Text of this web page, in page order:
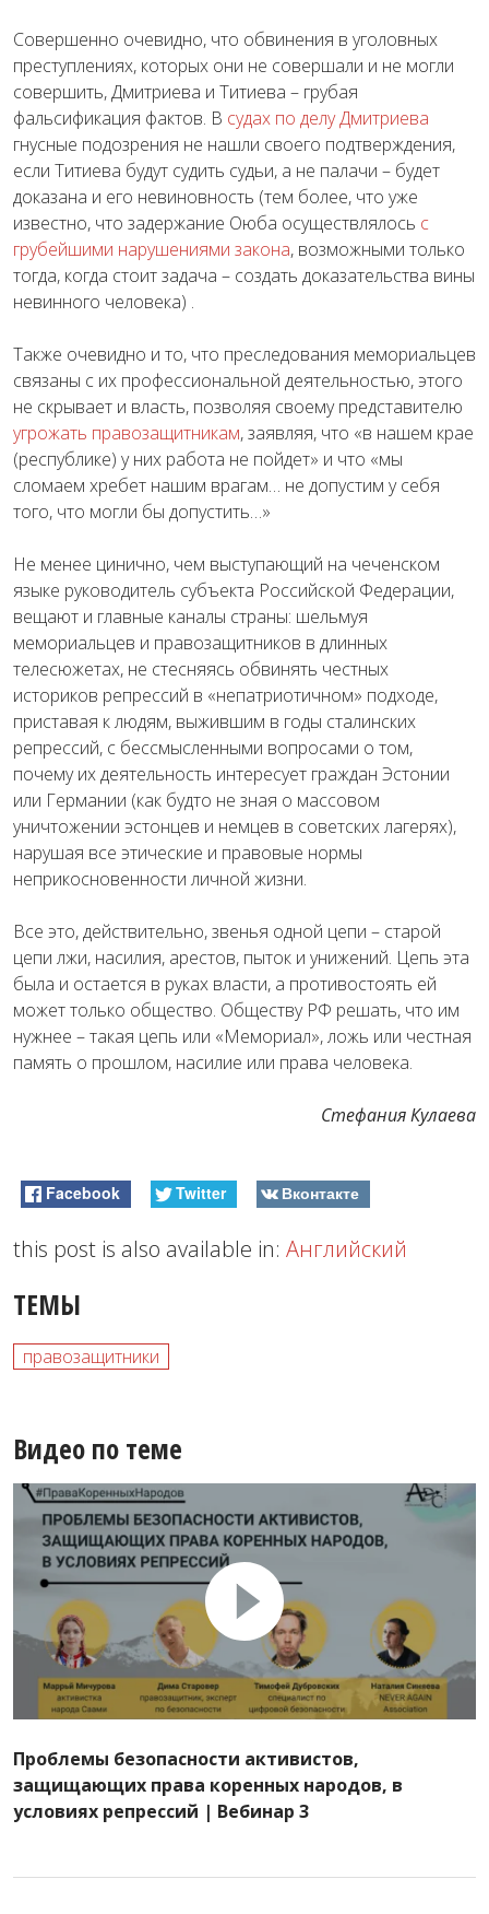
Совершенно очевидно, что обвинения в уголовных
преступлениях, которых они не совершали и не могли
совершить, Дмитриева и Титиева – грубая
фальсификация фактов. В судах по делу Дмитриева
гнусные подозрения не нашли своего подтверждения,
если Титиева будут судить судьи, а не палачи – будет
доказана и его невиновность (тем более, что уже
известно, что задержание Оюба осуществлялось с
грубейшими нарушениями закона, возможными только
тогда, когда стоит задача – создать доказательства вины
невинного человека) .
Также очевидно и то, что преследования мемориальцев
связаны с их профессиональной деятельностью, этого
не скрывает и власть, позволяя своему представителю
угрожать правозащитникам, заявляя, что «в нашем крае
(республике) у них работа не пойдет» и что «мы
сломаем хребет нашим врагам… не допустим у себя
того, что могли бы допустить…»
Не менее цинично, чем выступающий на чеченском
языке руководитель субъекта Российской Федерации,
вещают и главные каналы страны: шельмуя
мемориальцев и правозащитников в длинных
телесюжетах, не стесняясь обвинять честных
историков репрессий в «непатриотичном» подходе,
приставая к людям, выжившим в годы сталинских
репрессий, с бессмысленными вопросами о том,
почему их деятельность интересует граждан Эстонии
или Германии (как будто не зная о массовом
уничтожении эстонцев и немцев в советских лагерях),
нарушая все этические и правовые нормы
неприкосновенности личной жизни.
Все это, действительно, звенья одной цепи – старой
цепи лжи, насилия, арестов, пыток и унижений. Цепь эта
была и остается в руках власти, а противостоять ей
может только общество. Обществу РФ решать, что им
нужнее – такая цепь или «Мемориал», ложь или честная
память о прошлом, насилие или права человека.
Стефания Кулаева
Facebook Twitter Вконтакте
this post is also available in: Английский
ТЕМЫ
правозащитники
Видео по теме
Проблемы безопасности активистов,
защищающих права коренных народов, в
условиях репрессий | Вебинар 3